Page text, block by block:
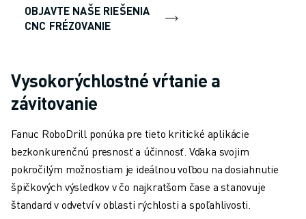
OBJAVTE NAŠE RIEŠENIA
CNC FRÉZOVANIE
Vysokorýchlostné vŕtanie a
závitovanie
Fanuc RoboDrill ponúka pre tieto kritické aplikácie
bezkonkurenčnú presnosť a účinnosť. Vďaka svojim
pokročilým možnostiam je ideálnou voľbou na dosiahnutie
špičkových výsledkov v čo najkratšom čase a stanovuje
štandard v odvetví v oblasti rýchlosti a spoľahlivosti.